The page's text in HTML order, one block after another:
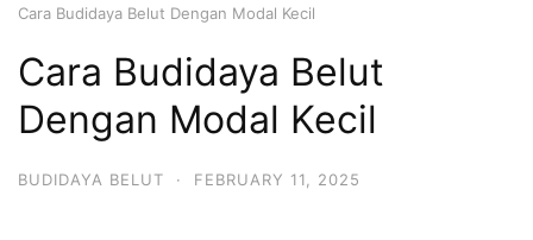
Cara Budidaya Belut Dengan Modal Kecil
Cara Budidaya Belut
Dengan Modal Kecil
BUDIDAYA BELUT · FEBRUARY 11, 2025